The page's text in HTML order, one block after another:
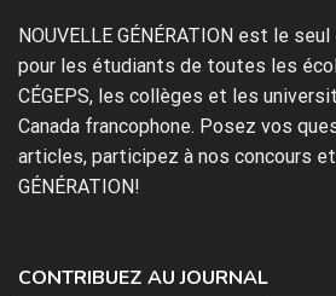
NOUVELLE GÉNÉRATION est le seul
pour les étudiants de toutes les
CÉGEPS, les collèges et les
Canada francophone. Posez vos
articles, participez à nos concours et
GÉNÉRATION!
CONTRIBUEZ AU JOURNAL